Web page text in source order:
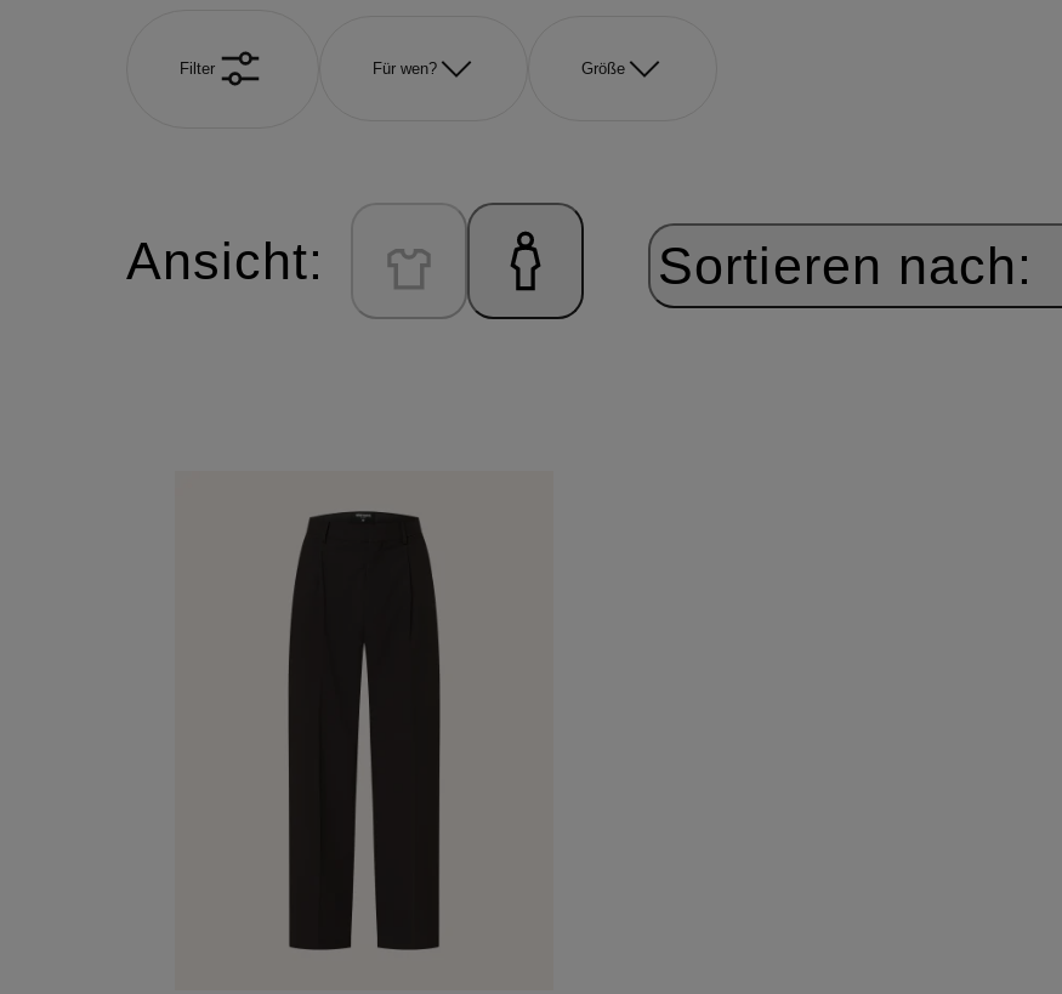
Filter Für wen? Größe
Ansicht: Sortieren nach: